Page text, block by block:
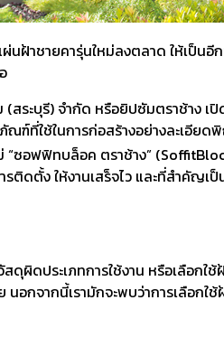
นฝ้าชายคารุ่นใหม่ลงตลาด ให้เป็นอี
ะบุรี) จำกัด หรือยิปซัมตราช้าง
ณฑ์ที่ใช้ในการก่อสร้างอย่างละเ
ซอฟฟิทบล็อค ตราช้าง”
ดตั้ง ให้งานเสร็จไว และที่สำคัญ
ดประเภทการใช้งาน หรือเลือกใ
อกจากนี้เรามักจะพบว่าการเลือ